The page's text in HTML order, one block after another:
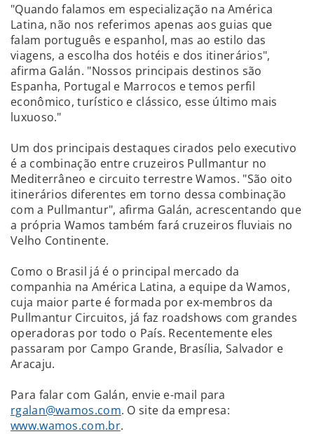
"Quando falamos em especialização na América
Latina, não nos referimos apenas aos guias que
falam português e espanhol, mas ao estilo das
viagens, a escolha dos hotéis e dos itinerários",
afirma Galán. "Nossos principais destinos são
Espanha, Portugal e Marrocos e temos perfil
econômico, turístico e clássico, esse último mais
luxuoso."
Um dos principais destaques cirados pelo executivo
é a combinação entre cruzeiros Pullmantur no
Mediterrâneo e circuito terrestre Wamos. "São oito
itinerários diferentes em torno dessa combinação
com a Pullmantur", afirma Galán, acrescentando que
a própria Wamos também fará cruzeiros fluviais no
Velho Continente.
Como o Brasil já é o principal mercado da
companhia na América Latina, a equipe da Wamos,
cuja maior parte é formada por ex-membros da
Pullmantur Circuitos, já faz roadshows com grandes
operadoras por todo o País. Recentemente eles
passaram por Campo Grande, Brasília, Salvador e
Aracaju.
Para falar com Galán, envie e-mail para
rgalan@wamos.com. O site da empresa:
www.wamos.com.br.